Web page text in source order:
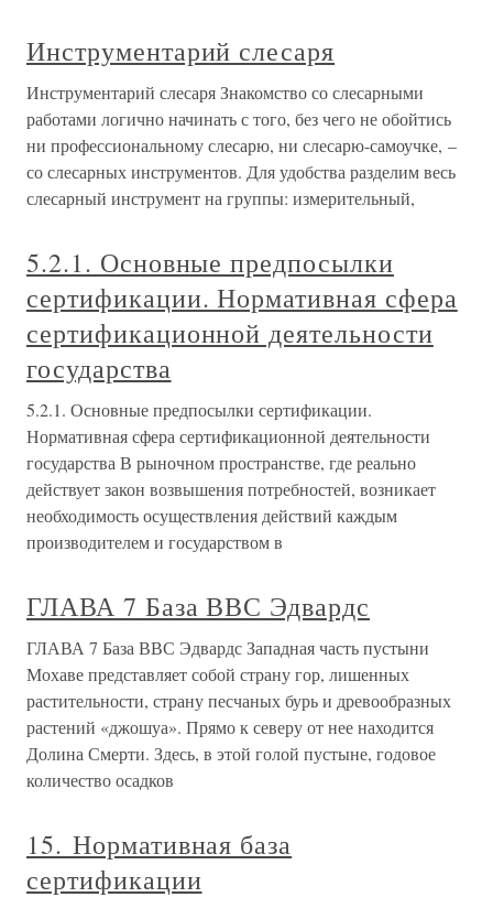
Инструментарий слесаря
Инструментарий слесаря Знакомство со слесарными
работами логично начинать с того, без чего не обойтись
ни профессиональному слесарю, ни слесарю-самоучке, –
со слесарных инструментов. Для удобства разделим весь
слесарный инструмент на группы: измерительный,
5.2.1. Основные предпосылки
сертификации. Нормативная сфера
сертификационной деятельности
государства
5.2.1. Основные предпосылки сертификации.
Нормативная сфера сертификационной деятельности
государства В рыночном пространстве, где реально
действует закон возвышения потребностей, возникает
необходимость осуществления действий каждым
производителем и государством в
ГЛАВА 7 База ВВС Эдвардс
ГЛАВА 7 База ВВС Эдвардс Западная часть пустыни
Мохаве представляет собой страну гор, лишенных
растительности, страну песчаных бурь и древообразных
растений «джошуа». Прямо к северу от нее находится
Долина Смерти. Здесь, в этой голой пустыне, годовое
количество осадков
15. Нормативная база
сертификации